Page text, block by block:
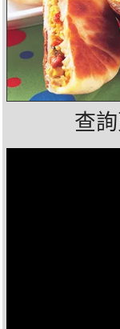
查